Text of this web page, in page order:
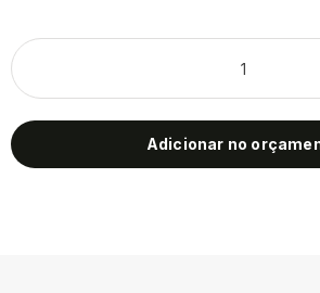
Adicionar no